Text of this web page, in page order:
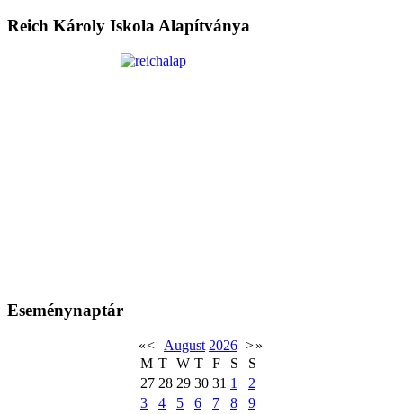
Reich Károly Iskola Alapítványa
Eseménynaptár
«< August 2026 >»
M T W T F S
S
27 28 29 30 31 1
2
3
4 5 6 7 8
9